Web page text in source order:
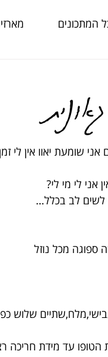
המתכונים
יאוו אין לי
אני לי מי לי?
לשים לב בכלל…
ספוגה מכל נוזל
שלוש
עד מידת חריכה